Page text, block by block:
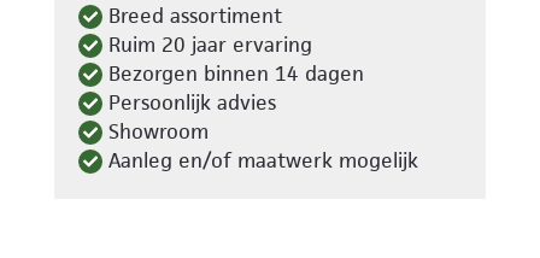
Breed assortiment
Ruim 20 jaar ervaring
Bezorgen binnen 14 dagen
Persoonlijk advies
Showroom
Aanleg en/of maatwerk mogelijk